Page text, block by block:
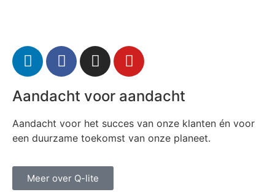
Aandacht voor aandacht
Aandacht voor het succes van onze klanten én voor
een duurzame toekomst van onze planeet.
Meer over Q-lite